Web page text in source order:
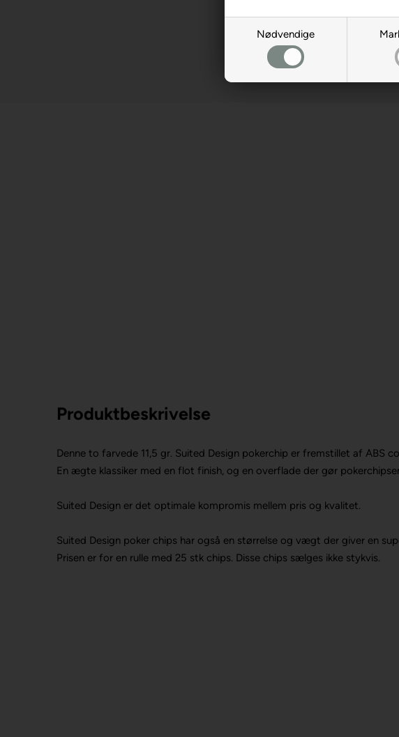
Nødvendige
Produktbeskrivelse
Denne to farvede 11,5 gr. Suited Design pokerchip er fremstillet af
En ægte klassiker med en flot finish, og en overflade der gør
Suited Design er det optimale kompromis mellem pris og kvalitet.
Suited Design poker chips har også en størrelse og vægt der giver en
Prisen er for en rulle med 25 stk chips. Disse chips sælges ikke stykvis.